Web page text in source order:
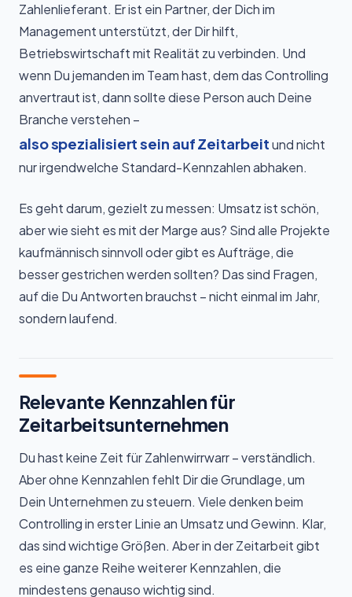
Zahlenlieferant. Er ist ein Partner, der Dich im
Management unterstützt, der Dir hilft,
Betriebswirtschaft mit Realität zu verbinden. Und
wenn Du jemanden im Team hast, dem das Controlling
anvertraut ist, dann sollte diese Person auch Deine
Branche verstehen –
also spezialisiert sein auf Zeitarbeitund nicht
nur irgendwelche Standard-Kennzahlen abhaken.
Es geht darum, gezielt zu messen: Umsatz ist schön,
aber wie sieht es mit der Marge aus? Sind alle Projekte
kaufmännisch sinnvoll oder gibt es Aufträge, die
besser gestrichen werden sollten? Das sind Fragen,
auf die Du Antworten brauchst – nicht einmal im Jahr,
sondern laufend.
Relevante Kennzahlen für
Zeitarbeitsunternehmen
Du hast keine Zeit für Zahlenwirrwarr – verständlich.
Aber ohne Kennzahlen fehlt Dir die Grundlage, um
Dein Unternehmen zu steuern. Viele denken beim
Controlling in erster Linie an Umsatz und Gewinn. Klar,
das sind wichtige Größen. Aber in der Zeitarbeit gibt
es eine ganze Reihe weiterer Kennzahlen, die
mindestens genauso wichtig sind.